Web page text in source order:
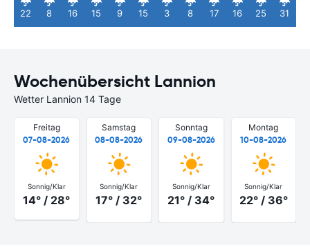
22 8 16 15 9 15 3 8 17 16 25 31
Wochenübersicht Lannion
Wetter Lannion 14 Tage
Freitag
07-08-2026
Sonnig/Klar
14° / 28°
Samstag
08-08-2026
Sonnig/Klar
17° / 32°
Sonntag
09-08-2026
Sonnig/Klar
21° / 34°
Montag
10-08-2026
Sonnig/Klar
22° / 36°